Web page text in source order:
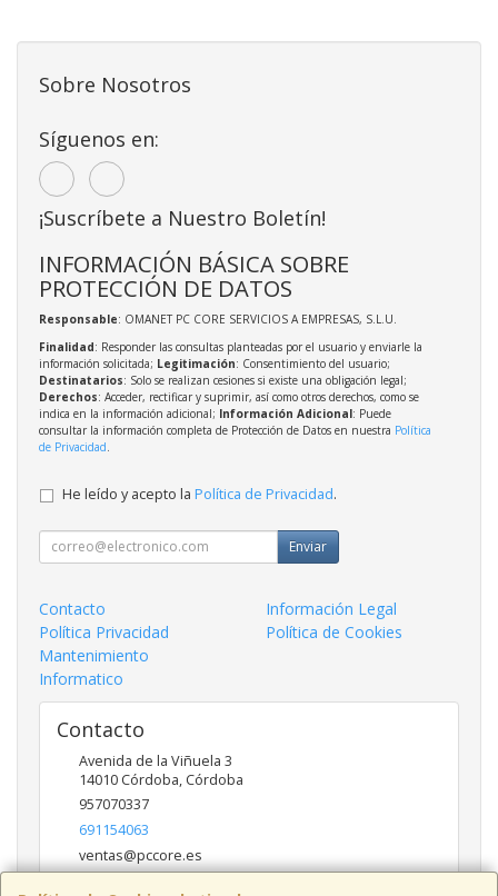
Sobre Nosotros
Síguenos en:
¡Suscríbete a Nuestro Boletín!
INFORMACIÓN BÁSICA SOBRE
PROTECCIÓN DE DATOS
Responsable: OMANET PC CORE SERVICIOS A EMPRESAS, S.L.U.
Finalidad: Responder las consultas planteadas por el usuario y enviarle la
información solicitada; Legitimación: Consentimiento del usuario;
Destinatarios: Solo se realizan cesiones si existe una obligación legal;
Derechos: Acceder, rectificar y suprimir, así como otros derechos, como se
indica en la información adicional; Información Adicional: Puede
consultar la información completa de Protección de Datos en nuestra Política
de Privacidad
He leído y acepto la Política de Privacidad.
Enviar
Contacto
Información Legal
Política Privacidad
Política de Cookies
Mantenimiento
Informatico
Contacto
Avenida de la Viñuela 3
14010 Córdoba, Córdoba
957070337
691154063
ventas@pccore.es